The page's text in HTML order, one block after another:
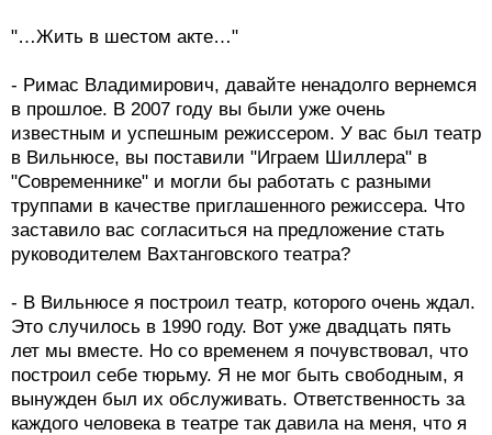
"…Жить в шестом акте…"
- Римас Владимирович, давайте ненадолго вернемся
в прошлое. В 2007 году вы были уже очень
известным и успешным режиссером. У вас был театр
в Вильнюсе, вы поставили "Играем Шиллера" в
"Современнике" и могли бы работать с разными
труппами в качестве приглашенного режиссера. Что
заставило вас согласиться на предложение стать
руководителем Вахтанговского театра?
- В Вильнюсе я построил театр, которого очень ждал.
Это случилось в 1990 году. Вот уже двадцать пять
лет мы вместе. Но со временем я почувствовал, что
построил себе тюрьму. Я не мог быть свободным, я
вынужден был их обслуживать. Ответственность за
каждого человека в театре так давила на меня, что я